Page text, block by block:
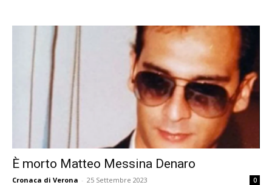
È morto Matteo Messina Denaro
Cronaca di Verona - 25 Settembre 2023 0